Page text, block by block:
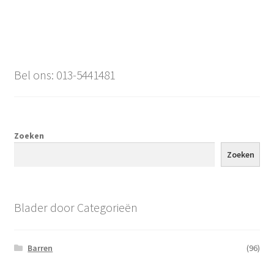
Bel ons: 013-5441481
Zoeken
Zoeken
Blader door Categorieën
Barren
(96)